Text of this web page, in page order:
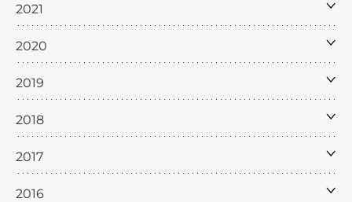
2021
2020
2019
2018
2017
2016